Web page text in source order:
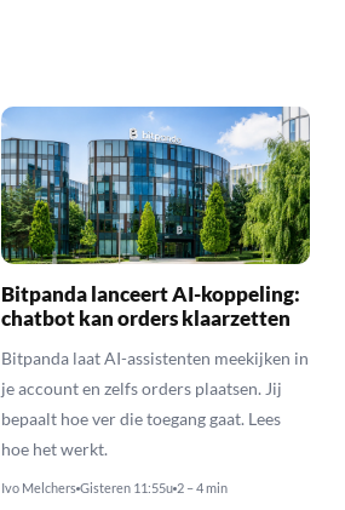
Bitpanda lanceert AI-koppeling:
chatbot kan orders klaarzetten
Bitpanda laat AI-assistenten meekijken in
je account en zelfs orders plaatsen. Jij
bepaalt hoe ver die toegang gaat. Lees
hoe het werkt.
Ivo Melchers Gisteren 11:55u 2 – 4 min